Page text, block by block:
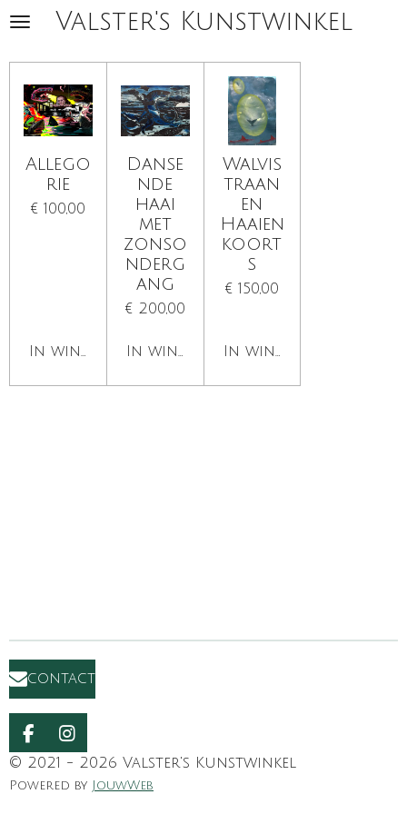
Ga
naar
de
hoofdinhoud
Valster's Kunstwinkel
Allego
rie
€ 100,00
In winkelwagen
Danse
nde
haai
met
zonso
nderg
ang
€ 200,00
In winkelwagen
Walvis
traan
en
Haaien
koort
s
€ 150,00
In winkelwagen
contact
F
a
e
I
n
t
© 2021 - 2026 Valster's Kunstwinkel
Powered by JouwWeb